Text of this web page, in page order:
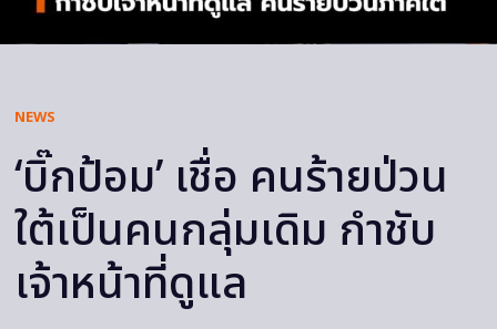
NEWS
‘บิ๊กป้อม’ เชื่อ คนร้ายป่วน
ใต้เป็นคนกลุ่มเดิม กำชับ
เจ้าหน้าที่ดูแล